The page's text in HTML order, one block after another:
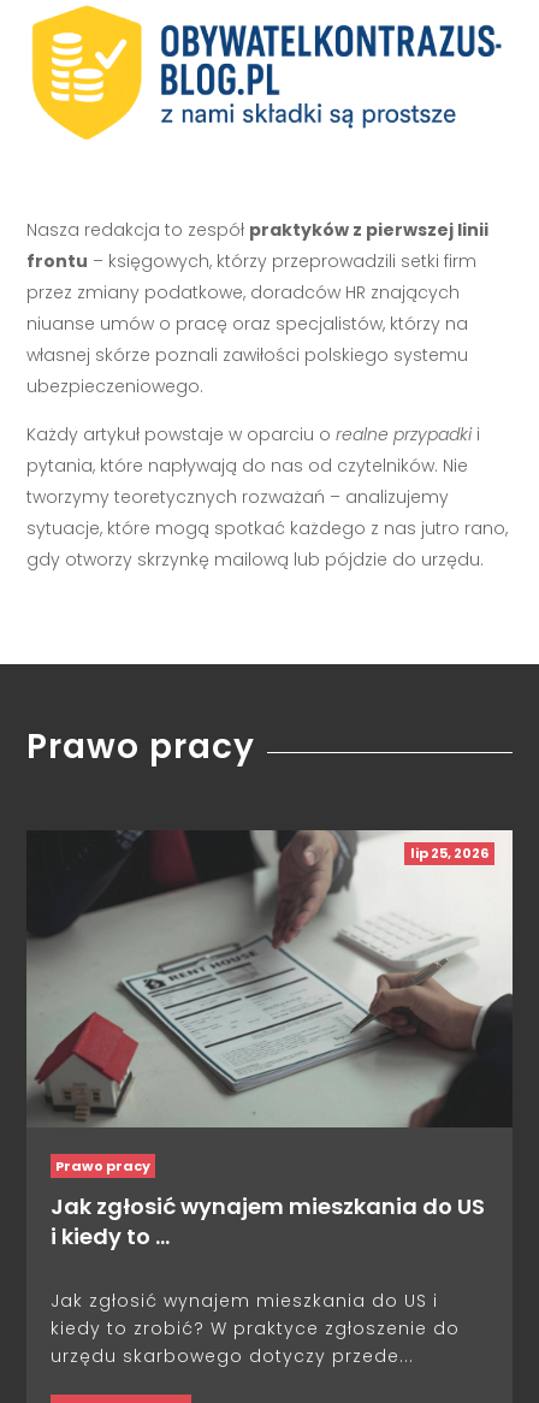
Nasza redakcja to zespół praktyków z pierwszej linii
frontu – księgowych, którzy przeprowadzili setki firm
przez zmiany podatkowe, doradców HR znających
niuanse umów o pracę oraz specjalistów, którzy na
własnej skórze poznali zawiłości polskiego systemu
ubezpieczeniowego.
Każdy artykuł powstaje w oparciu orealne przypadkii
pytania, które napływają do nas od czytelników. Nie
tworzymy teoretycznych rozważań – analizujemy
sytuacje, które mogą spotkać każdego z nas jutro rano,
gdy otworzy skrzynkę mailową lub pójdzie do urzędu.
Prawo pracy
lip 25, 2026
Prawo pracy
Jak zgłosić wynajem mieszkania do US
i kiedy to …
Jak zgłosić wynajem mieszkania do US i
kiedy to zrobić? W praktyce zgłoszenie do
urzędu skarbowego dotyczy przede...